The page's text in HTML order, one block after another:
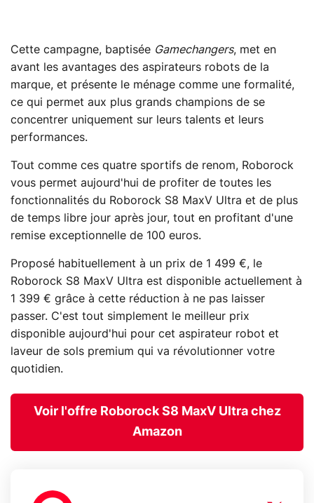
Cette campagne, baptisée Gamechangers, met en
avant les avantages des aspirateurs robots de la
marque, et présente le ménage comme une formalité,
ce qui permet aux plus grands champions de se
concentrer uniquement sur leurs talents et leurs
performances.
Tout comme ces quatre sportifs de renom, Roborock
vous permet aujourd'hui de profiter de toutes les
fonctionnalités du Roborock S8 MaxV Ultra et de plus
de temps libre jour après jour, tout en profitant d'une
remise exceptionnelle de 100 euros.
Proposé habituellement à un prix de 1 499 €, le
Roborock S8 MaxV Ultra est disponible actuellement à
1 399 € grâce à cette réduction à ne pas laisser
passer. C'est tout simplement le meilleur prix
disponible aujourd'hui pour cet aspirateur robot et
laveur de sols premium qui va révolutionner votre
quotidien.
Voir l'offre Roborock S8 MaxV Ultra chez
Amazon